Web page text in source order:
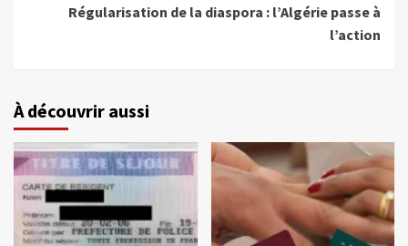
Régularisation de la diaspora : l’Algérie passe à
l’action
À découvrir aussi